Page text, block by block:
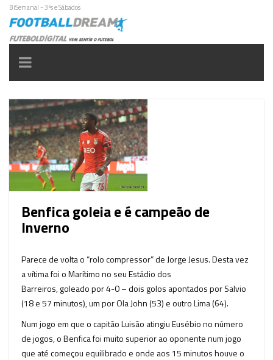
BiSemanal - 3ªs e Sábados
Toggle
navigation
Benfica goleia e é campeão de
Inverno
Parece de volta o “rolo compressor” de Jorge Jesus. Desta vez
a vítima foi o Marítimo no seu Estádio dos
Barreiros, goleado por 4-0 – dois golos apontados por Salvio
(18 e 57 minutos), um por Ola John (53) e outro Lima (64).
Num jogo em que o capitão Luisão atingiu Eusébio no número
de jogos, o Benfica foi muito superior ao oponente num jogo
que até começou equilibrado e onde aos 15 minutos houve o